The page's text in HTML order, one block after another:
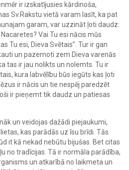
ir izskatījusies kārdinoša,
Sv.Rakstu vietā varam lasīt, ka pat
garam, var uzzināt ļoti daudz:
Vai Tu esi nācis mūs
Tu esi, Dieva Svētais”. Tur ir gan
un pazemoti zem Dieva varenās
tas ir jau nolikts un nolemts. Tu ir
kura labvēlību būs iegūts kas ļoti
ir nācis un tie nespēj paredzēt
ir pieņemt tik daudz un patiesas
un veidojas dažādi piejaukumi,
kas parādās uz īsu brīdi. Tās
it kā nekad nebūtu bijušas. Bet citas
no tradīcijas. Tā ir normāla parādība,
un atkarībā no laikmeta un